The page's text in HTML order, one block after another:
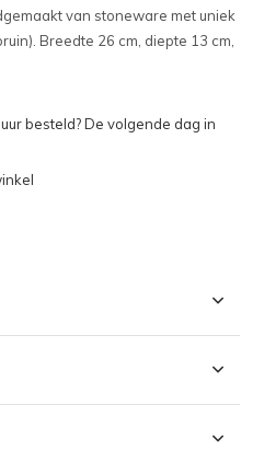
van stoneware met uniek
Breedte 26 cm, diepte 13 cm,
besteld? De volgende dag in